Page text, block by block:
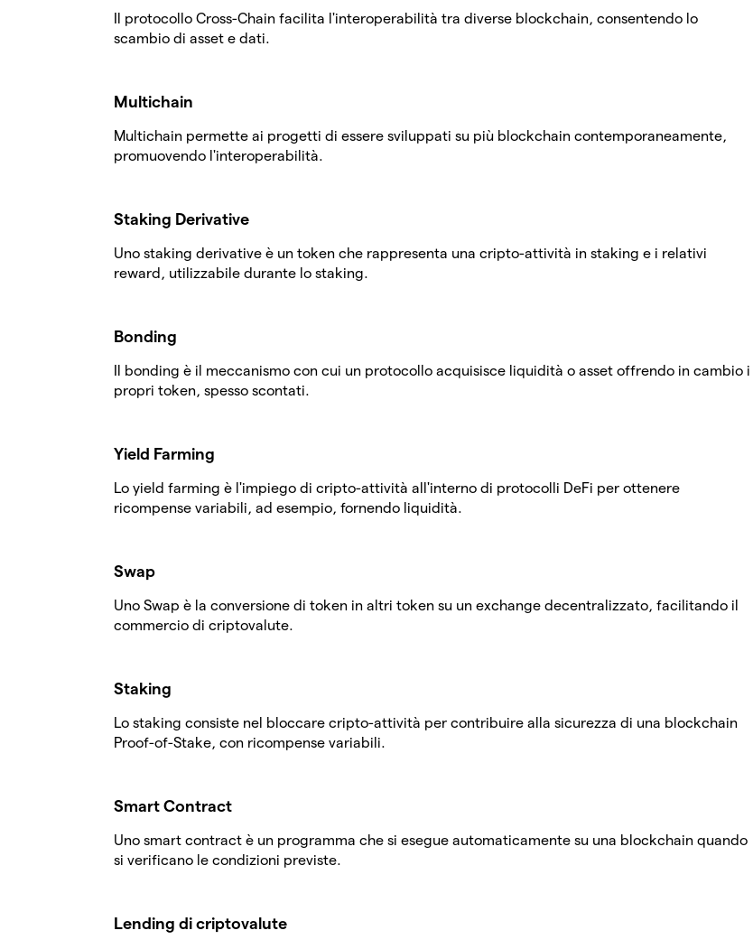
Il protocollo Cross-Chain facilita l'interoperabilità tra diverse blockchain, consentendo lo
scambio di asset e dati.
Multichain
Multichain permette ai progetti di essere sviluppati su più blockchain contemporaneamente,
promuovendo l'interoperabilità.
Staking Derivative
Uno staking derivative è un token che rappresenta una cripto-attività in staking e i relativi
reward, utilizzabile durante lo staking.
Bonding
Il bonding è il meccanismo con cui un protocollo acquisisce liquidità o asset offrendo in cambio i
propri token, spesso scontati.
Yield Farming
Lo yield farming è l'impiego di cripto-attività all'interno di protocolli DeFi per ottenere
ricompense variabili, ad esempio, fornendo liquidità.
Swap
Uno Swap è la conversione di token in altri token su un exchange decentralizzato, facilitando il
commercio di criptovalute.
Staking
Lo staking consiste nel bloccare cripto-attività per contribuire alla sicurezza di una blockchain
Proof-of-Stake, con ricompense variabili.
Smart Contract
Uno smart contract è un programma che si esegue automaticamente su una blockchain quando
si verificano le condizioni previste.
Lending di criptovalute